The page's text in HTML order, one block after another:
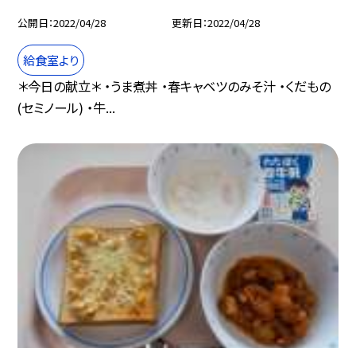
公開日 2022/04/28 更新日 2022/04/28
給食室より
＊今日の献立＊ ・うま煮丼 ・春キャベツのみそ汁 ・くだもの
(セミノール) ・牛...